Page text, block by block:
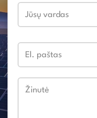
Jūsų vardas
El. paštas
Žinutė